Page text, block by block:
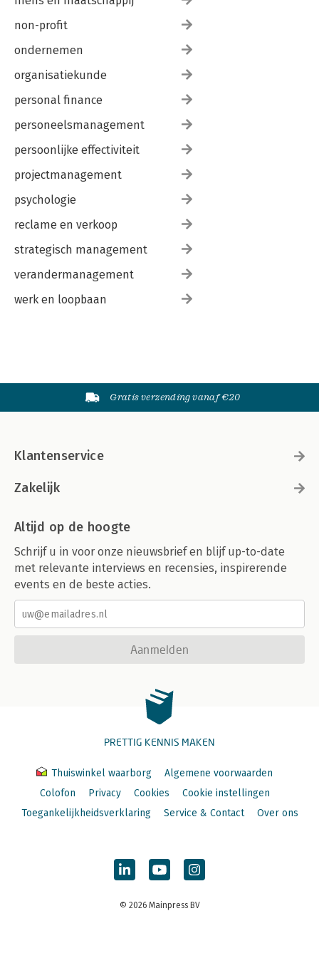
non-profit
ondernemen
organisatiekunde
personal finance
personeelsmanagement
persoonlijke effectiviteit
projectmanagement
psychologie
reclame en verkoop
strategisch management
verandermanagement
werk en loopbaan
Gratis verzending vanaf €20
Klantenservice
Zakelijk
Altijd op de hoogte
Schrijf u in voor onze nieuwsbrief en blijf up-to-date
met relevante interviews en recensies, inspirerende
events en de beste acties.
Aanmelden
PRETTIG KENNIS MAKEN
Thuiswinkel waarborg
Algemene voorwaarden
Colofon
Privacy Cookies
Cookie instellingen
Toegankelijkheidsverklaring
Service & Contact Over ons
© 2026 Mainpress BV